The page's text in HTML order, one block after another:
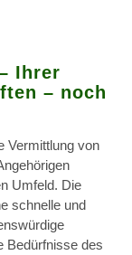
Ihrer
– noch
Vermittlung von
Umfeld. Die
schnelle und
Bedürfnisse des